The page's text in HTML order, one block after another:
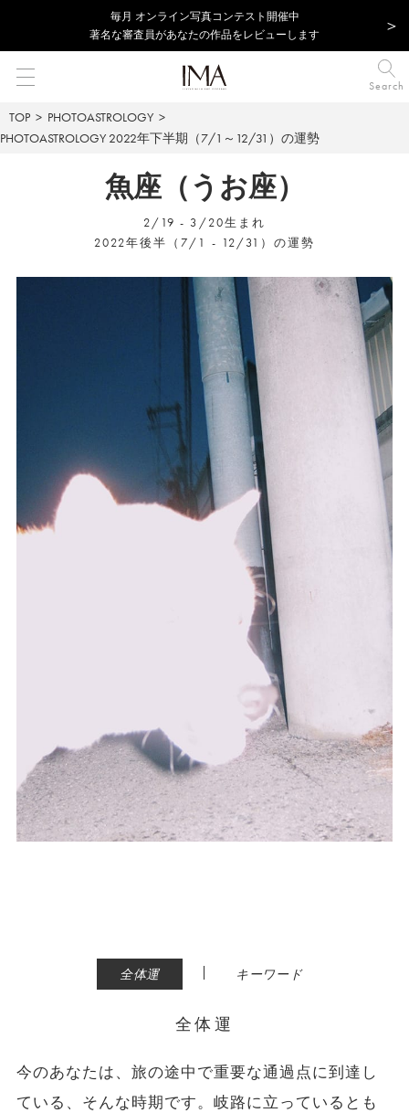
毎⽉ オンライン写真コンテスト開催中
著名な審査員があなたの作品をレビューします
Search
TOP
PHOTOASTROLOGY
PHOTOASTROLOGY 2022年下半期（7/1～12/31）の運勢
魚座（うお座）
2/19 - 3/20生まれ
2022年後半（7/1 - 12/31）の運勢
全体運 | キーワード
全体運
今のあなたは、旅の途中で重要な通過点に到達し
ている、そんな時期です。岐路に立っているとも